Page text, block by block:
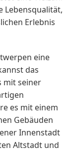
Lebensqualität,
Erlebnis
eine
das
mit seiner
es mit einem
Gebäuden
Innenstadt
Altstadt und